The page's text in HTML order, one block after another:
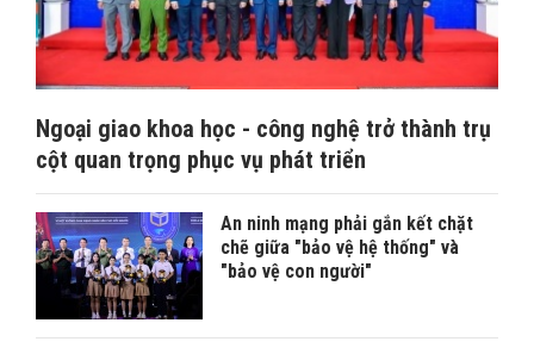
Ngoại giao khoa học - công nghệ trở thành trụ
cột quan trọng phục vụ phát triển
An ninh mạng phải gắn kết chặt
chẽ giữa "bảo vệ hệ thống" và
"bảo vệ con người"